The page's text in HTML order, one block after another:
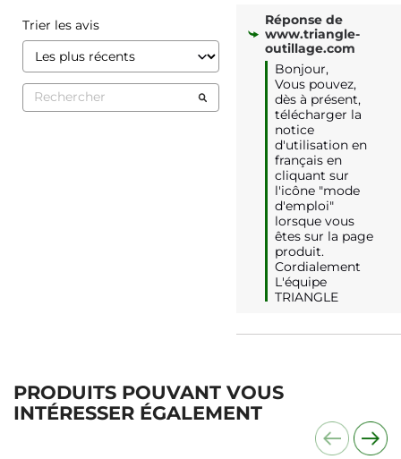
Trier les avis
Réponse de
www.triangle-
outillage.com
Bonjour,
Vous pouvez,
dès à présent,
télécharger la
notice
d'utilisation en
français en
cliquant sur
l'icône "mode
d'emploi"
lorsque vous
êtes sur la page
produit.
Cordialement
L'équipe
TRIANGLE
PRODUITS POUVANT VOUS
INTÉRESSER ÉGALEMENT